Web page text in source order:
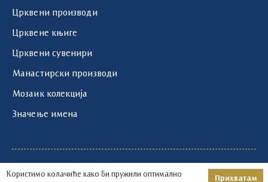
Црквени производи
Црквене књиге
Црквени сувенири
Манастирски производи
Мозаик колекција
Значење имена
1219 - 2026 © | Храм Светог Саве | Развој и
Користимо колачиће како би пружили оптимално
Прихватам